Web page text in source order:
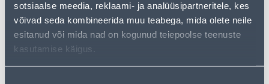
sotsiaalse meedia, reklaami- ja analüüsipartneritele, kes
võivad seda kombineerida muu teabega, mida olete neile
esitanud või mida nad on kogunud teiepoolse teenuste
kasutamise käigus.